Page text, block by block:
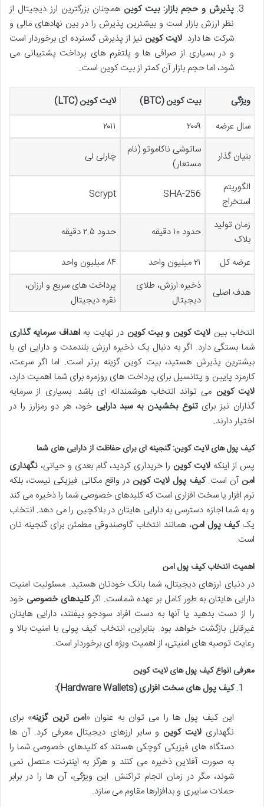
پذیرش و حجم بازار: بیت کوین همچنان بزرگترین ارز دیجیتال از
نظر ارزش بازار است و بیشترین پذیرش را در بین نهادهای مالی و
شرکت ها دارد. لایت کوین نیز از پذیرش گسترده ای برخوردار است
و در بسیاری از صرافی ها و پلتفرم های پرداخت پشتیبانی می
شود، اما حجم بازار آن کمتر از بیت کوین است.
ویژگی بیت کوین (BTC)
لایت کوین (LTC)
سال عرضه
۲۰۰۹ ۲۰۱۱
بنیان گذار
ساتوشی ناکاموتو (نام
مستعار)
چارلی لی
الگوریتم
استخراج
SHA-256
Scrypt
زمان تولید
بلاک
حدود ۱۰ دقیقه حدود ۲.۵ دقیقه
عرضه کل ۲۱ میلیون واحد ۸۴ میلیون واحد
هدف اصلی
ذخیره ارزش، طلای
دیجیتال
پرداخت های سریع و ارزان،
نقره دیجیتال
انتخاب بین لایت کوین و بیت کوین در نهایت بهاهداف سرمایه گذاری
شما بستگی دارد. اگر به دنبال یک ذخیره ارزش بلندمدت و دارایی ای با
بیشترین پذیرش هستید، بیت کوین گزینه برتر است. اما اگر سرعت،
کارمزد پایین و پتانسیل برای پرداخت های روزمره برای شما اهمیت دارد،
لایت کوین می تواند انتخاب هوشمندانه ای باشد. بسیاری از سرمایه
گذاران نیز برایتنوع بخشیدن به سبد دارایی خود، هر دو رمزارز را در
اختیار دارند.
کیف پول های لایت کوین: گنجینه ای برای حفاظت از دارایی های شما
پس از اینکهلایت کوین را خریداری کردید، گام بعدی و حیاتی، نگهداری
امن آن است.کیف پول لایت کوین در واقع مکانی فیزیکی نیست، بلکه
نرم افزار یا سخت افزاری است که کلیدهای خصوصی شما را ذخیره می کند
و به شما اجازه دسترسی به دارایی هایتان در بلاکچین را می دهد. انتخاب
یککیف پول امن، همانند انتخاب گاوصندوقی مطمئن برای گنجینه تان
است.
اهمیت انتخاب کیف پول امن
در دنیای ارزهای دیجیتال، شما بانک خودتان هستید. مسئولیت امنیت
دارایی هایتان به طور کامل بر عهده شماست. اگرکلیدهای خصوصی خود
را از دست بدهید یا آنها به دست افراد سودجو بیفتند، دارایی هایتان
غیرقابل بازگشت خواهد بود. بنابراین، انتخاب کیف پولی با امنیت بالا و
رعایت توصیه های امنیتی، از اهمیت ویژه ای برخوردار است.
معرفی انواع کیف پول های لایت کوین
کیف پول های سخت افزاری (Hardware Wallets):
این کیف پول ها را می توان به عنوان «امن ترین گزینه» برای
نگهداریلایت کوین و سایر ارزهای دیجیتال معرفی کرد. آن ها
دستگاه های فیزیکی کوچکی هستند که کلیدهای خصوصی شما را
به صورت آفلاین ذخیره می کنند و هرگز به اینترنت متصل نمی
شوند، مگر در زمان انجام تراکنش. این ویژگی، آن ها را در برابر
حملات سایبری و بدافزارها مقاوم می سازد.